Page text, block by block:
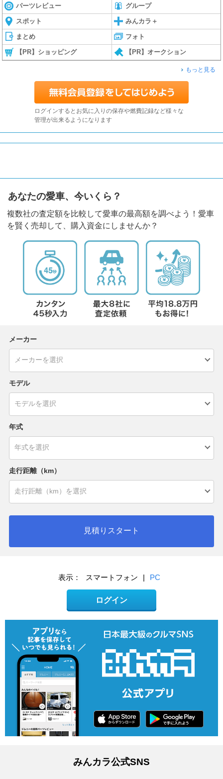
パーツレビュー グループ
スポット みんカラ＋
まとめ フォト
【PR】ショッピング 【PR】オークション
もっと見る
ログインするとお気に入りの保存や燃費記録など様々な
管理が出来るようになります
あなたの愛車、今いくら？
複数社の査定額を比較して愛車の最高額を調べよう！愛車
を賢く売却して、購入資金にしませんか？
メーカー
モデル
年式
走行距離（km）
見積りスタート
表示： スマートフォン | PC
ログイン
みんカラ公式SNS